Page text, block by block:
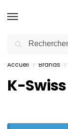
livraison gratuite
Accueil / Brands /
K-Swiss